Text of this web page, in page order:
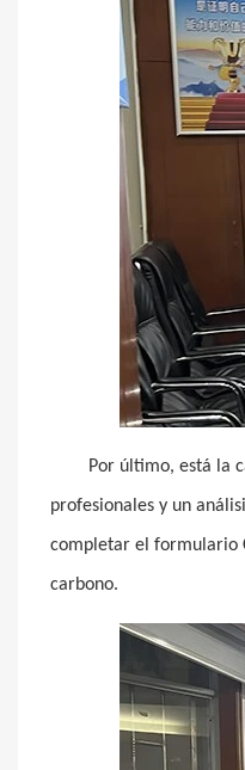
Por último, está la
profesionales y un
completar el formulario
carbono.